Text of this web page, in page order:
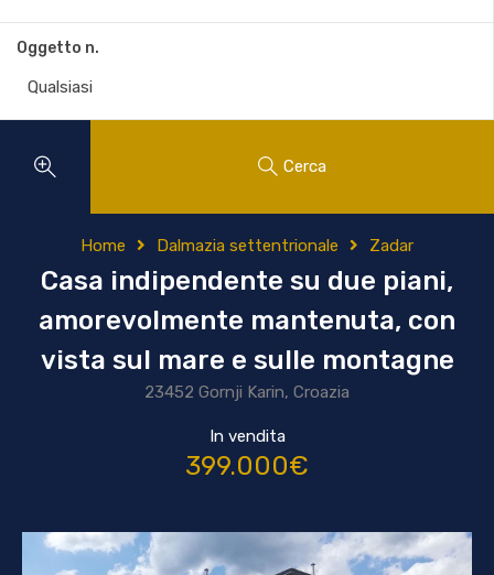
Oggetto n.
Cerca
Home Dalmazia settentrionale Zadar
Casa indipendente su due piani,
amorevolmente mantenuta, con
vista sul mare e sulle montagne
23452 Gornji Karin, Croazia
In vendita
399.000€